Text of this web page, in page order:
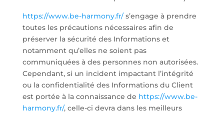
https://www.be-harmony.fr/s’engage à prendre
toutes les précautions nécessaires afin de
préserver la sécurité des Informations et
notamment qu’elles ne soient pas
communiquées à des personnes non autorisées.
Cependant, si un incident impactant l’intégrité
ou la confidentialité des Informations du Client
est portée à la connaissance de https://www.be-
harmony.fr/, celle-ci devra dans les meilleurs